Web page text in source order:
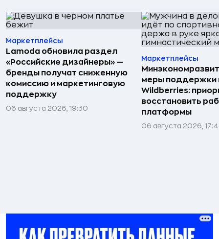
Маркетплейсы
Lamoda обновила раздел
«Российские дизайнеры» —
бренды получат сниженную
комиссию и маркетинговую
поддержку
06 августа 2026, 19:30
Маркетплейсы
меры поддержки
Wildberries:
восстановить
платформы
06 августа 2026,